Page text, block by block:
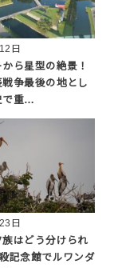
日
ら星型の絶景！
争最後の地とし
で重…
日
族はどう分けられ
記念館でルワンダ